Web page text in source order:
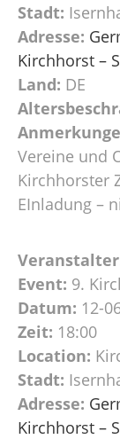
Stadt:
Adresse:
Kirchhorst –
Land: DE
Vereine und
Kirchhorster
EInladung –
Event: 9.
Datum: 12-
Zeit: 18:00
Location:
Stadt:
Adresse:
Kirchhorst –